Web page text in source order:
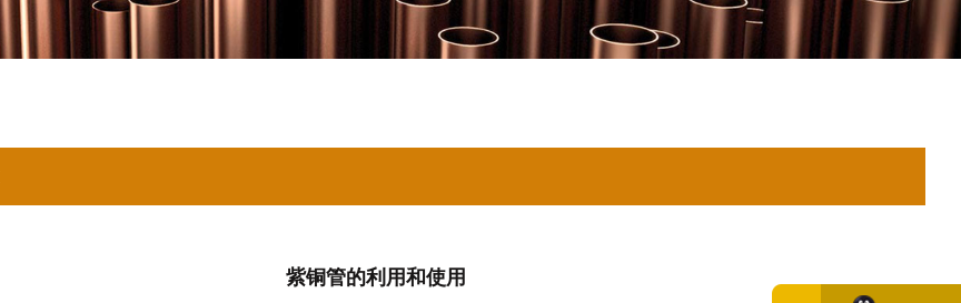
紫铜管的利用和使用